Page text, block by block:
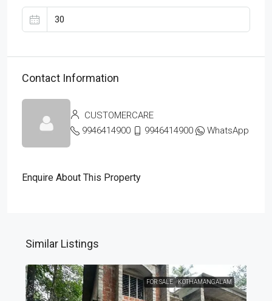
Contact Information
CUSTOMERCARE
9946414900
9946414900 WhatsApp
Enquire About This Property
Similar Listings
FOR SALE KOTHAMANGALAM